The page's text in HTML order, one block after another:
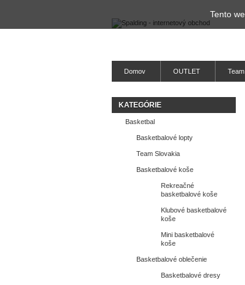
Domov OUTLET
KATEGÓRIE
Basketbal
Basketbalové lopty
Team Slovakia
Basketbalové koše
Rekreačné
basketbalové koše
Klubové basketbalové
koše
Mini basketbalové
koše
Basketbalové oblečenie
Basketbalové dresy
Tento